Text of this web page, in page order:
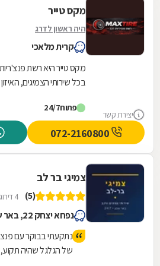
יצירת קשר
מקס טייר
היה ראשון לדרג
קרית מלאכי
מקס טייר היא רשת
בכל שירותי הצמיגים,
עם...פתוח24/7
צמיגי בר לב
(5) 4 דירוגים
נפחא יצחק 22, באר שבע
נתקעתי בבוקר עם
של הגלגל שהיה